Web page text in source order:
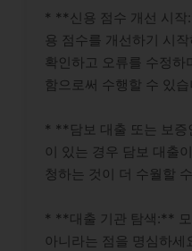
* **신용 점수 개선 시작
용 점수를 개선하기 시
확인하고 오류를 수정하
함으로써 수행할 수 있습
* **담보 대출 또는 보증
이 있는 경우 담보 대출
청하는 것이 더 수월할
* **대출 기관 탐색:**
아니라는 점을 명심하